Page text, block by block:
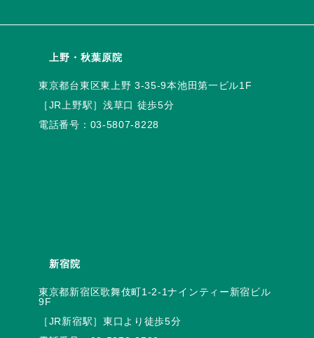
上野・秋葉原院
電話番号： 03-5807-8228
新宿院
東京都新宿区歌舞伎町1-2-1ナインティー新宿ビル